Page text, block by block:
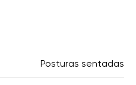
Posturas sentadas